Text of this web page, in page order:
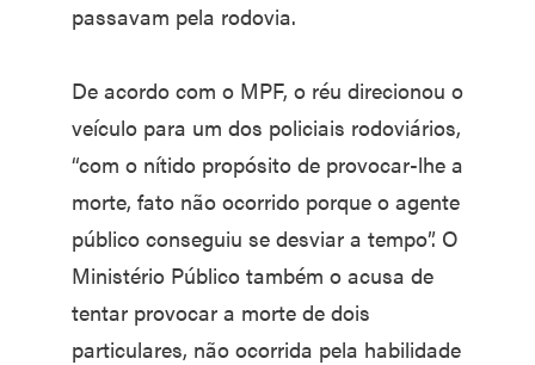
passavam pela rodovia.
De acordo com o MPF, o réu direcionou o
veículo para um dos policiais rodoviários,
“com o nítido propósito de provocar-lhe a
morte, fato não ocorrido porque o agente
público conseguiu se desviar a tempo”. O
Ministério Público também o acusa de
tentar provocar a morte de dois
particulares, não ocorrida pela habilidade